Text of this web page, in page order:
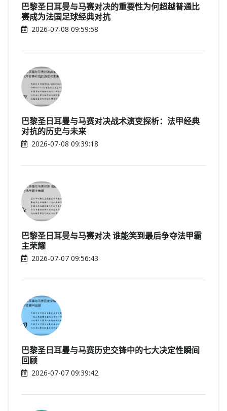
巴黎圣日耳曼与马赛对决的重要性为何超越普通比
赛成为法国足球经典对抗
2026-07-08 09:59:58
巴黎圣日耳曼与马赛对决战术演变探析：法甲经典
对抗的历史与未来
2026-07-08 09:39:18
巴黎圣日耳曼与马赛对决 谁能笑到最后争夺法甲霸
主荣耀
2026-07-07 09:56:43
巴黎圣日耳曼与马赛历史交锋中的七大决定性瞬间
回顾
2026-07-07 09:39:42